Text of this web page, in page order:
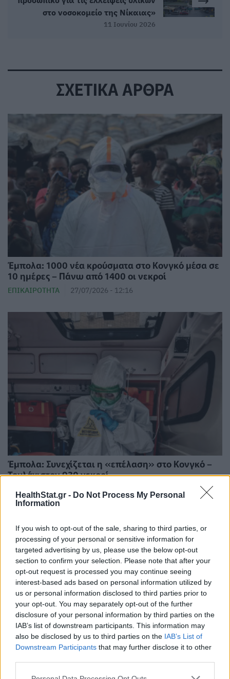
HealthStat.gr - Do Not Process My Personal
Information
If you wish to opt-out of the sale, sharing to third parties, or
processing of your personal or sensitive information for
targeted advertising by us, please use the below opt-out
section to confirm your selection. Please note that after your
opt-out request is processed you may continue seeing
interest-based ads based on personal information utilized by
us or personal information disclosed to third parties prior to
your opt-out. You may separately opt-out of the further
disclosure of your personal information by third parties on the
IAB’s list of downstream participants. This information may
also be disclosed by us to third parties on the IAB’s List of
Downstream Participants that may further disclose it to other
στο νοσοκομείο της Νίκαιας»
11 Ιουνίου 2026
ΣΧΕΤΙΚΑ ΑΡΘΡΑ
Έμπολα: 1000 νέα κρούσματα στο Κονγκό μέσα σε
10 ημέρες – Πάνω από 1400 οι νεκροί
ΕΠΙΚΑΙΡΌΤΗΤΑ 27/07/2026 - 12:16
Έμπολα: Συνεχίζεται η «επέλαση» στο Κονγκό –
Τουλάχιστον 930 νεκροί
Έμπολα: Τι μπορεί να συμβεί εάν δεν